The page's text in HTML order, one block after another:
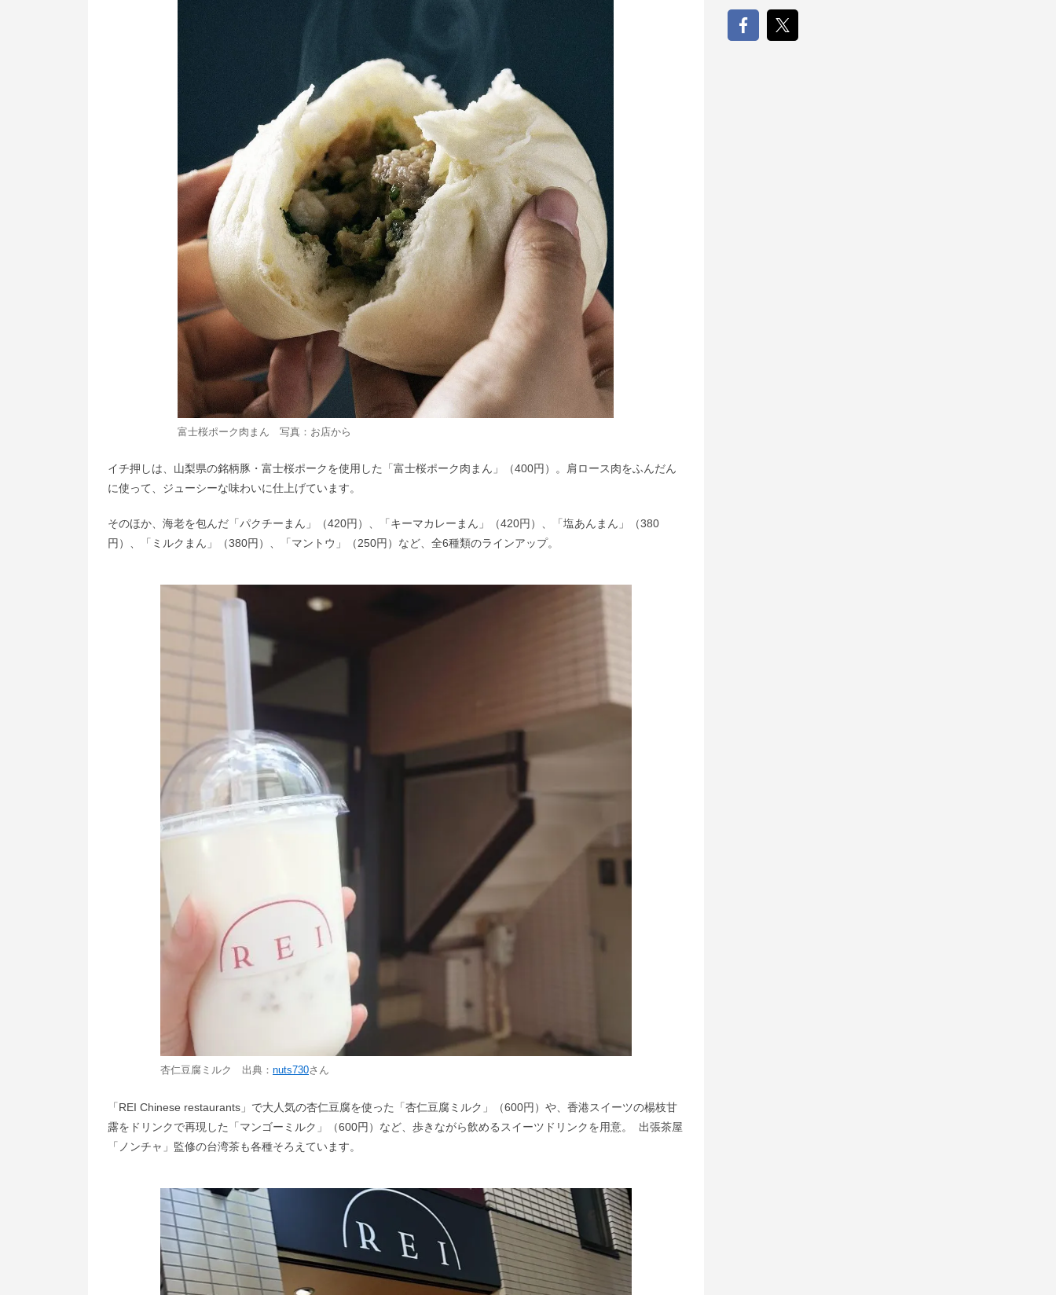
富士桜ポーク肉まん 写真：お店から
イチ押しは、山梨県の銘柄豚・富士桜ポークを使用した「富士桜ポーク肉まん」（400円）。肩ロース肉をふんだん
に使って、ジューシーな味わいに仕上げています。
そのほか、海老を包んだ「パクチーまん」（420円）、「キーマカレーまん」（420円）、「塩あんまん」（380
円）、「ミルクまん」（380円）、「マントウ」（250円）など、全6種類のラインアップ。
杏仁豆腐ミルク 出典： nuts730さん
「REI Chinese restaurants」で大人気の杏仁豆腐を使った「杏仁豆腐ミルク」（600円）や、香港スイーツの楊枝甘
露をドリンクで再現した「マンゴーミルク」（600円）など、歩きながら飲めるスイーツドリンクを用意。 出張茶屋
「ノンチャ」監修の台湾茶も各種そろえています。